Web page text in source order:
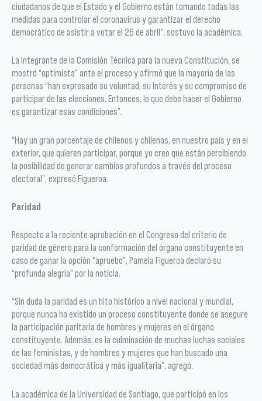
ciudadanos de que el Estado y el Gobierno están tomando todas las
medidas para controlar el coronavirus y garantizar el derecho
democrático de asistir a votar el 26 de abril”, sostuvo la académica.
La integrante de la Comisión Técnica para la nueva Constitución, se
mostró “optimista” ante el proceso y afirmó que la mayoría de las
personas “han expresado su voluntad, su interés y su compromiso de
participar de las elecciones. Entonces, lo que debe hacer el Gobierno
es garantizar esas condiciones”.
“Hay un gran porcentaje de chilenos y chilenas, en nuestro país y en el
exterior, que quieren participar, porque yo creo que están percibiendo
la posibilidad de generar cambios profundos a través del proceso
electoral”, expresó Figueroa.
Paridad
Respecto a la reciente aprobación en el Congreso del criterio de
paridad de género para la conformación del órgano constituyente en
caso de ganar la opción “apruebo”, Pamela Figueroa declaró su
“profunda alegría” por la noticia.
“Sin duda la paridad es un hito histórico a nivel nacional y mundial,
porque nunca ha existido un proceso constituyente donde se asegure
la participación paritaria de hombres y mujeres en el órgano
constituyente. Además, es la culminación de muchas luchas sociales
de las feministas, y de hombres y mujeres que han buscado una
sociedad más democrática y más igualitaria”, agregó.
La académica de la Universidad de Santiago, que participó en los